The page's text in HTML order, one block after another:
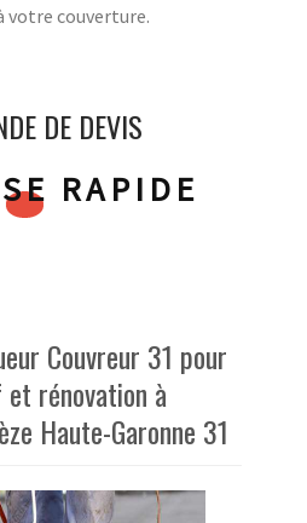
votre couverture.
DE DEVIS
RAPIDE
Couvreur 31 pour
rénovation à
Haute-Garonne 31